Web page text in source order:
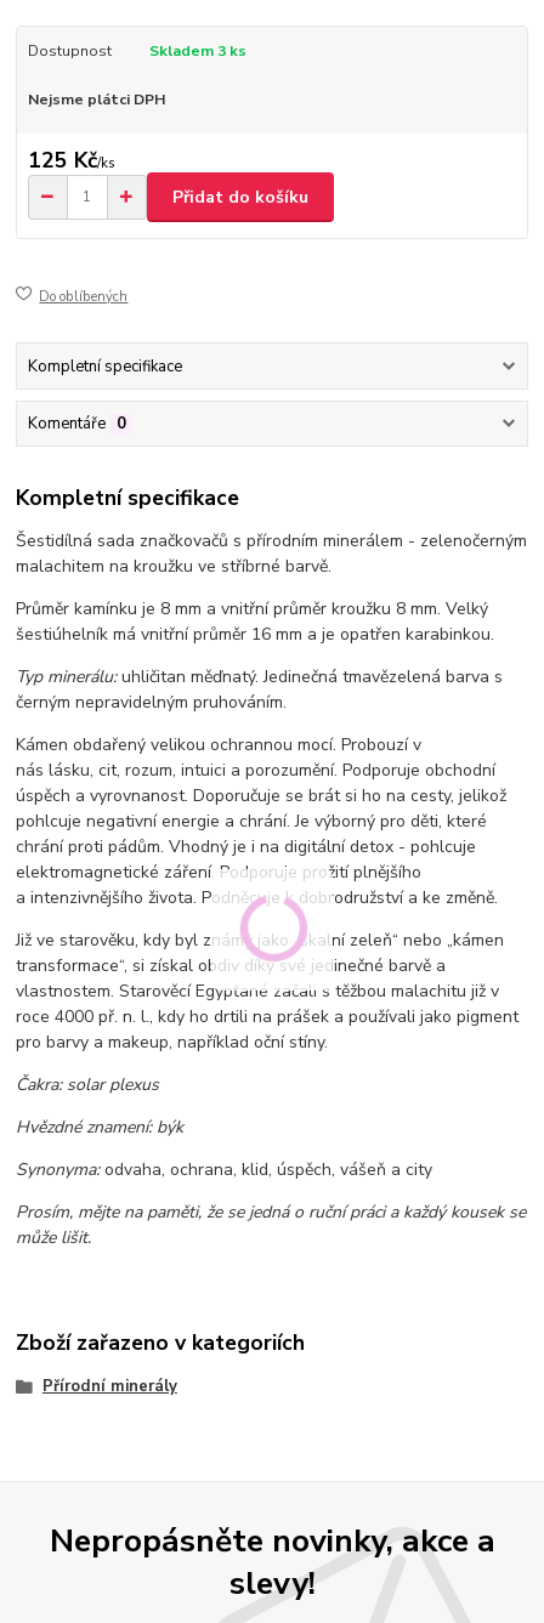
Dostupnost Skladem 3 ks
Nejsme plátci DPH
125 Kč/ks
Přidat do košíku
Do oblíbených
Kompletní specifikace
Komentáře 0
Kompletní specifikace
Šestidílná sada značkovačů s přírodním minerálem - zelenočerným
malachitem na kroužku ve stříbrné barvě.
Průměr kamínku je 8 mm a vnitřní průměr kroužku 8 mm. Velký
šestiúhelník má vnitřní průměr 16 mm a je opatřen karabinkou.
Typ minerálu:uhličitan měďnatý. Jedinečná tmavězelená barva s
černým nepravidelným pruhováním.
Kámen obdařený velikou ochrannou mocí. Probouzí v
nás lásku, cit, rozum, intuici a porozumění. Podporuje obchodní
úspěch a vyrovnanost. Doporučuje se brát si ho na cesty, jelikož
pohlcuje negativní energie a chrání. Je výborný pro děti, které
chrání proti pádům. Vhodný je i na digitální detox - pohlcuje
elektromagnetické záření. Podporuje prožití plnějšího
a intenzivnějšího života. Podněcuje k dobrodružství a ke změně.
Již ve starověku, kdy byl známý jako „skalní zeleň“ nebo „kámen
transformace“, si získal obdiv díky své jedinečné barvě a
vlastnostem. Starověcí Egypťané začali s těžbou malachitu již v
roce 4000 př. n. l., kdy ho drtili na prášek a používali jako pigment
pro barvy a makeup, například oční stíny.
Čakra: solar plexus
Hvězdné znamení: býk
Synonyma:odvaha, ochrana, klid, úspěch, vášeň a city
Prosím, mějte na paměti, že se jedná o ruční práci a každý kousek se
může lišit.
Zboží zařazeno v kategoriích
Přírodní minerály
Nepropásněte novinky, akce a
slevy!